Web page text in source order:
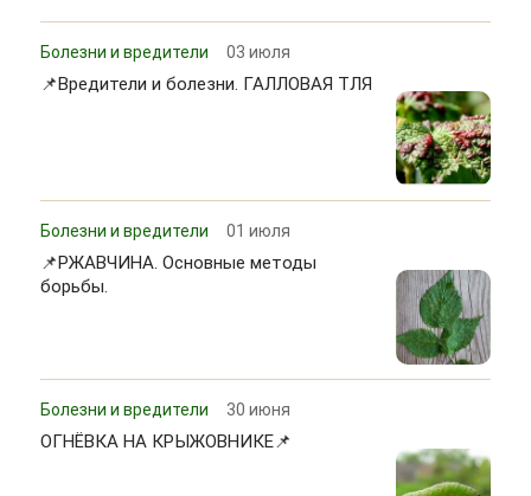
Болезни и вредители 03 июля
📌Вредители и болезни. ГАЛЛОВАЯ ТЛЯ
Болезни и вредители 01 июля
📌РЖАВЧИНА. Основные методы
борьбы.
Болезни и вредители 30 июня
ОГНЁВКА НА КРЫЖОВНИКЕ📌